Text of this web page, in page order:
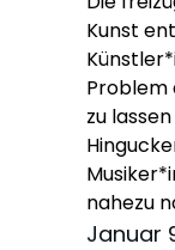
Kunst
Problem
zu
nahezu
Januar